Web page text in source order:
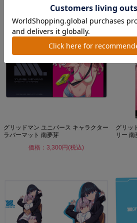
グリッドマン ユニバース キャラクター
ラバーマット 南夢芽
価格：3,300円(税込)
グリッ
リー 南